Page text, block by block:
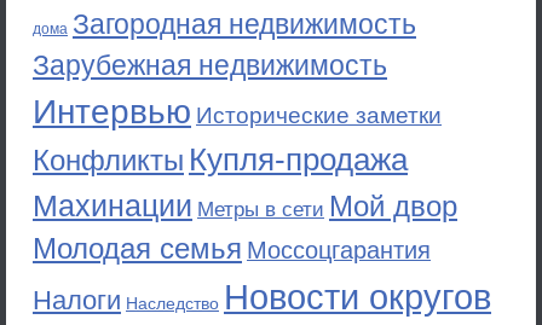
дома Загородная недвижимость
Зарубежная недвижимость
Интервью Исторические заметки
Конфликты Купля-продажа
Махинации Метры в сети Мой двор
Молодая семья Моссоцгарантия
Налоги Наследство Новости округов